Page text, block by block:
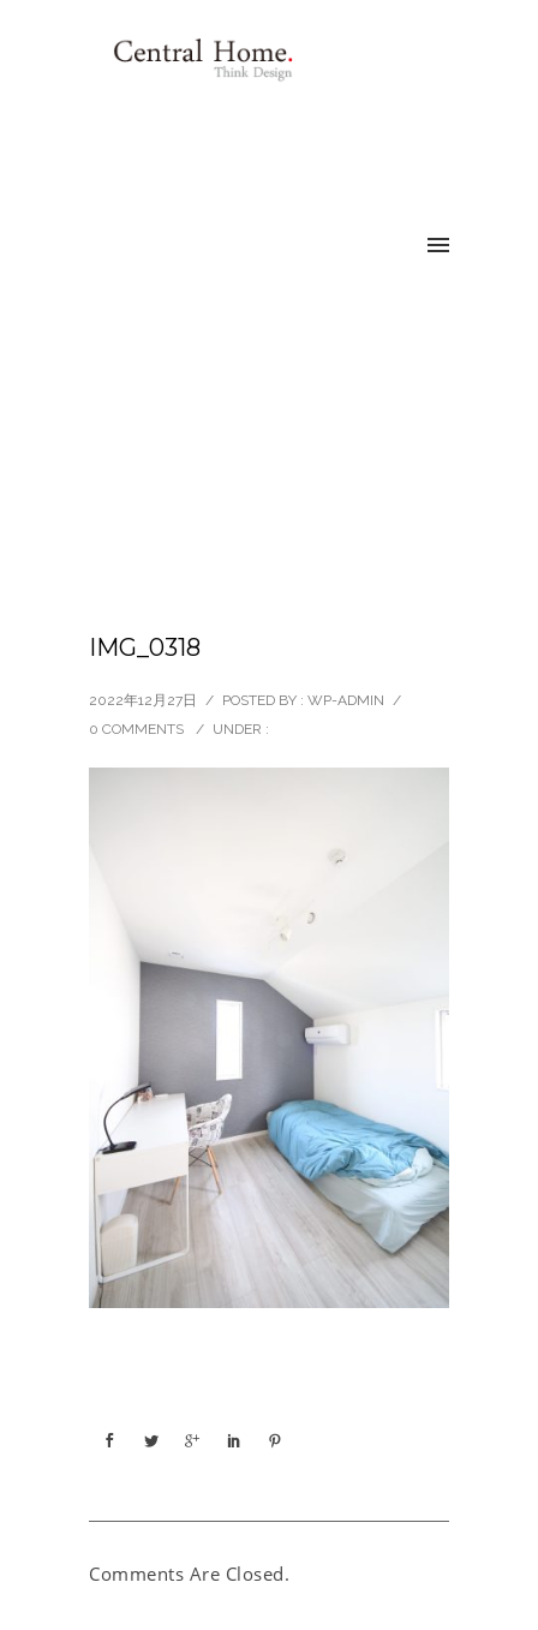
IMG_0318
2022年12月27日 / POSTED BY : WP-ADMIN /
0 COMMENTS
/ UNDER :
Comments Are Closed.